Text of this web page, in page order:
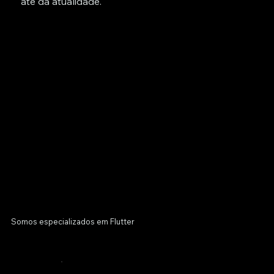
Somos especializados em Flutter